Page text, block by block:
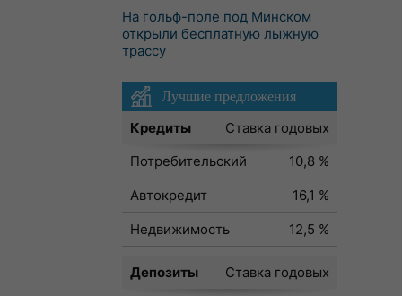
На гольф-поле под Минском
открыли бесплатную лыжную
трассу
Лучшие предложения
Кредиты
Ставка годовых
Потребительский
10,8 %
Автокредит
16,1 %
Недвижимость
12,5 %
Депозиты
Ставка годовых